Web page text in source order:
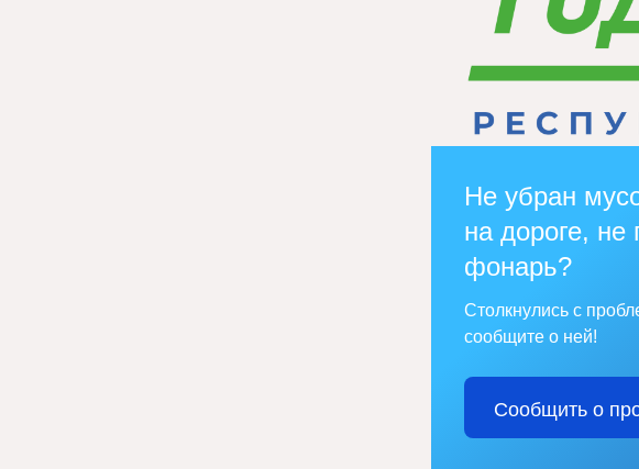
Не убран
на дороге, не
фонарь?
Столкнулись с
сообщите о ней!
Сообщить о